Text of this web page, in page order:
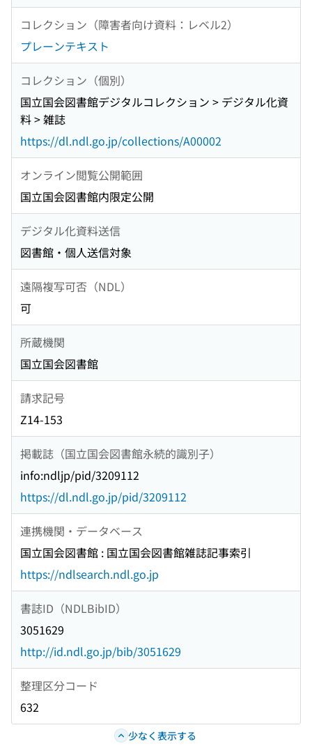
コレクション（障害者向け資料：レベル2）
プレーンテキスト
コレクション（個別）
国立国会図書館デジタルコレクション > デジタル化資
料 > 雑誌
https://dl.ndl.go.jp/collections/A00002
オンライン閲覧公開範囲
国立国会図書館内限定公開
デジタル化資料送信
図書館・個人送信対象
遠隔複写可否（NDL）
可
所蔵機関
国立国会図書館
請求記号
Z14-153
掲載誌（国立国会図書館永続的識別子）
info:ndljp/pid/3209112
https://dl.ndl.go.jp/pid/3209112
連携機関・データベース
国立国会図書館 : 国立国会図書館雑誌記事索引
https://ndlsearch.ndl.go.jp
書誌ID（NDLBibID）
3051629
http://id.ndl.go.jp/bib/3051629
整理区分コード
632
少なく表示する